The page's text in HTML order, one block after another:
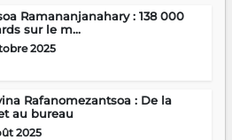
Ramananjanahary : 138 000
sur le m...
2025
Rafanomezantsoa : De la
au bureau
2025